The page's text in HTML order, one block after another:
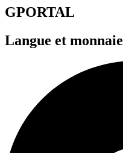
GPORTAL
Langue et monnaie